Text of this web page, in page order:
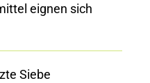
eignen sich
Siebe